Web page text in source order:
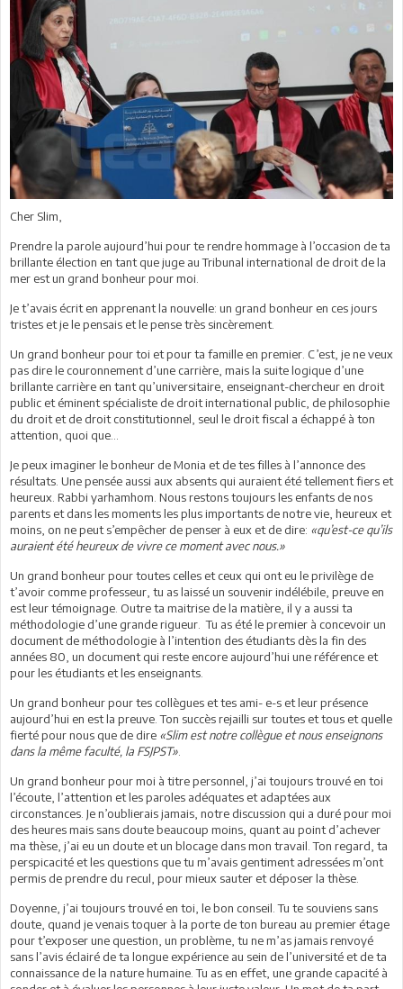
Cher Slim,
Prendre la parole aujourd’hui pour te rendre hommage à l’occasion de ta
brillante élection en tant que juge au Tribunal international de droit de la
mer est un grand bonheur pour moi.
Je t’avais écrit en apprenant la nouvelle: un grand bonheur en ces jours
tristes et je le pensais et le pense très sincèrement.
Un grand bonheur pour toi et pour ta famille en premier. C’est, je ne veux
pas dire le couronnement d’une carrière, mais la suite logique d’une
brillante carrière en tant qu’universitaire, enseignant-chercheur en droit
public et éminent spécialiste de droit international public, de philosophie
du droit et de droit constitutionnel, seul le droit fiscal a échappé à ton
attention, quoi que...
Je peux imaginer le bonheur de Monia et de tes filles à l’annonce des
résultats. Une pensée aussi aux absents qui auraient été tellement fiers et
heureux. Rabbi yarhamhom. Nous restons toujours les enfants de nos
parents et dans les moments les plus importants de notre vie, heureux et
moins, on ne peut s’empêcher de penser à eux et de dire: «qu’est-ce qu’ils
auraient été heureux de vivre ce moment avec nous.»
Un grand bonheur pour toutes celles et ceux qui ont eu le privilège de
t’avoir comme professeur, tu as laissé un souvenir indélébile, preuve en
est leur témoignage. Outre ta maitrise de la matière, il y a aussi ta
méthodologie d’une grande rigueur. Tu as été le premier à concevoir un
document de méthodologie à l’intention des étudiants dès la fin des
années 80, un document qui reste encore aujourd’hui une référence et
pour les étudiants et les enseignants.
Un grand bonheur pour tes collègues et tes ami- e-s et leur présence
aujourd’hui en est la preuve. Ton succès rejailli sur toutes et tous et quelle
fierté pour nous que de dire «Slim est notre collègue et nous enseignons
dans la même faculté, la FSJPST»
Un grand bonheur pour moi à titre personnel, j’ai toujours trouvé en toi
l’écoute, l’attention et les paroles adéquates et adaptées aux
circonstances. Je n’oublierais jamais, notre discussion qui a duré pour moi
des heures mais sans doute beaucoup moins, quant au point d’achever
ma thèse, j’ai eu un doute et un blocage dans mon travail. Ton regard, ta
perspicacité et les questions que tu m’avais gentiment adressées m’ont
permis de prendre du recul, pour mieux sauter et déposer la thèse.
Doyenne, j’ai toujours trouvé en toi, le bon conseil. Tu te souviens sans
doute, quand je venais toquer à la porte de ton bureau au premier étage
pour t’exposer une question, un problème, tu ne m’as jamais renvoyé
sans l’avis éclairé de ta longue expérience au sein de l’université et de ta
connaissance de la nature humaine. Tu as en effet, une grande capacité à